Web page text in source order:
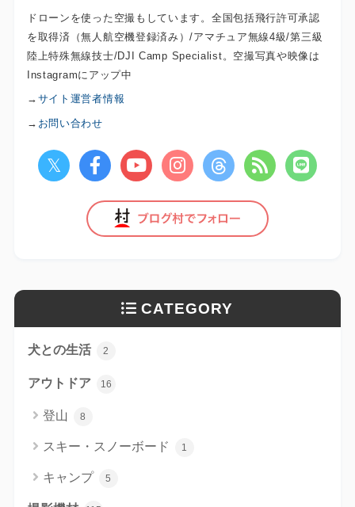
ドローンを使った空撮もしています。全国包括飛行許可承認
を取得済（無人航空機登録済み）/アマチュア無線4級/第三級
陸上特殊無線技士/DJI Camp Specialist。空撮写真や映像は
Instagramにアップ中
→ サイト運営者情報
→ お問い合わせ
CATEGORY
犬との生活 2
アウトドア 16
登山 8
スキー・スノーボード 1
キャンプ 5